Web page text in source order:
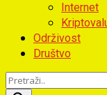
Internet
Održivost
Društvo